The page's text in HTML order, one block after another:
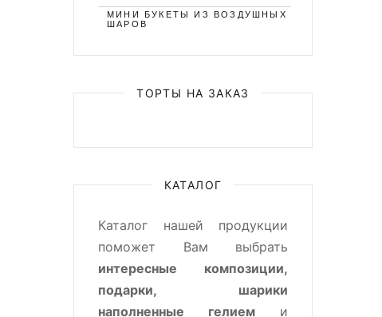
МИНИ БУКЕТЫ ИЗ ВОЗДУШНЫХ
ШАРОВ
ТОРТЫ НА ЗАКАЗ
КАТАЛОГ
Каталог нашей продукции
поможет Вам выбрать
интересные композиции,
подарки, шарики
наполненные гелием и